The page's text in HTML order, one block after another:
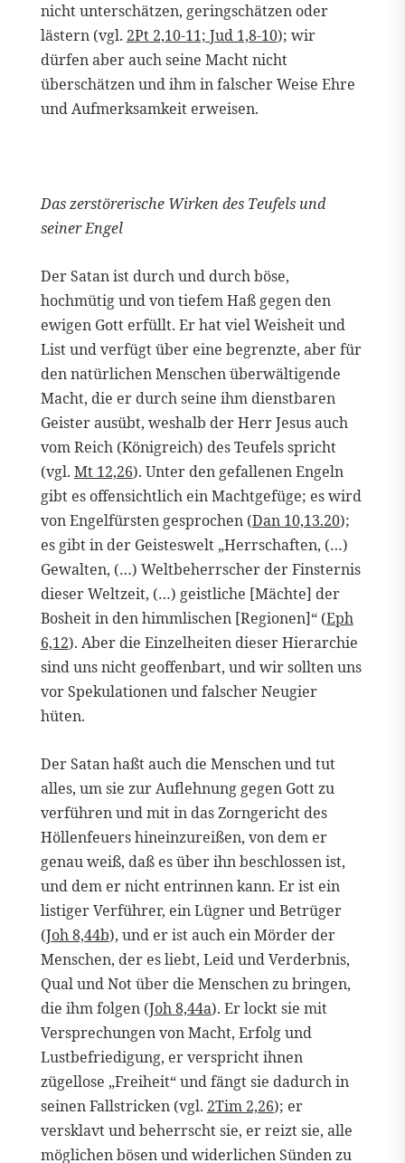
nicht unterschätzen, geringschätzen oder
lästern (vgl. 2Pt 2,10-11; Jud 1,8-10); wir
dürfen aber auch seine Macht nicht
überschätzen und ihm in falscher Weise Ehre
und Aufmerksamkeit erweisen.
Das zerstörerische Wirken des Teufels und
seiner Engel
Der Satan ist durch und durch böse,
hochmütig und von tiefem Haß gegen den
ewigen Gott erfüllt. Er hat viel Weisheit und
List und verfügt über eine begrenzte, aber für
den natürlichen Menschen überwältigende
Macht, die er durch seine ihm dienstbaren
Geister ausübt, weshalb der Herr Jesus auch
vom Reich (Königreich) des Teufels spricht
(vgl. Mt 12,26). Unter den gefallenen Engeln
gibt es offensichtlich ein Machtgefüge; es wird
von Engelfürsten gesprochen (Dan 10,13.20);
es gibt in der Geisteswelt „Herrschaften, (…)
Gewalten, (…) Weltbeherrscher der Finsternis
dieser Weltzeit, (…) geistliche [Mächte] der
Bosheit in den himmlischen [Regionen]“ (Eph
6,12). Aber die Einzelheiten dieser Hierarchie
sind uns nicht geoffenbart, und wir sollten uns
vor Spekulationen und falscher Neugier
hüten.
Der Satan haßt auch die Menschen und tut
alles, um sie zur Auflehnung gegen Gott zu
verführen und mit in das Zorngericht des
Höllenfeuers hineinzureißen, von dem er
genau weiß, daß es über ihn beschlossen ist,
und dem er nicht entrinnen kann. Er ist ein
listiger Verführer, ein Lügner und Betrüger
(Joh 8,44b), und er ist auch ein Mörder der
Menschen, der es liebt, Leid und Verderbnis,
Qual und Not über die Menschen zu bringen,
die ihm folgen (Joh 8,44a). Er lockt sie mit
Versprechungen von Macht, Erfolg und
Lustbefriedigung, er verspricht ihnen
zügellose „Freiheit“ und fängt sie dadurch in
seinen Fallstricken (vgl. 2Tim 2,26); er
versklavt und beherrscht sie, er reizt sie, alle
möglichen bösen und widerlichen Sünden zu